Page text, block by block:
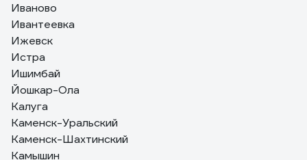
Иваново
Ивантеевка
Ижевск
Истра
Ишимбай
Йошкар-Ола
Калуга
Каменск-Уральский
Каменск-Шахтинский
Камышин